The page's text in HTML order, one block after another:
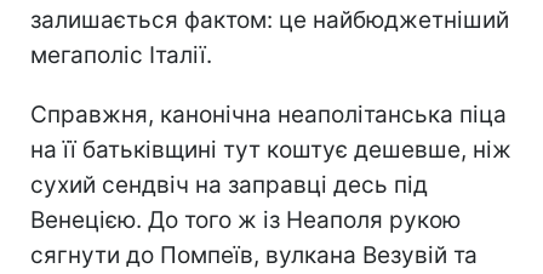
залишається фактом: це найбюджетніший
мегаполіс Італії.
Справжня, канонічна неаполітанська піца
на її батьківщині тут коштує дешевше, ніж
сухий сендвіч на заправці десь під
Венецією. До того ж із Неаполя рукою
сягнути до Помпеїв, вулкана Везувій та